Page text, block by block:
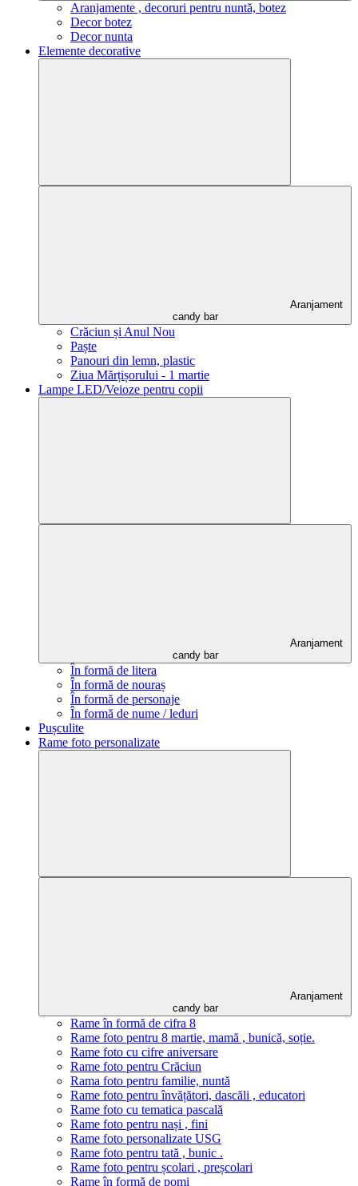
Aranjamente , decoruri pentru nuntă, botez
Decor botez
Decor nunta
Elemente decorative
Aranjament
candy bar
Crăciun și Anul Nou
Paște
Panouri din lemn, plastic
Ziua Mărțișorului - 1 martie
Lampe LED/Veioze pentru copii
Aranjament
candy bar
În formă de litera
În formă de nouraș
În formă de personaje
În formă de nume / leduri
Pușculite
Rame foto personalizate
Aranjament
candy bar
Rame în formă de cifra 8
Rame foto pentru 8 martie, mamă , bunică, soție.
Rame foto cu cifre aniversare
Rame foto pentru Crăciun
Rama foto pentru familie, nuntă
Rame foto pentru învățători, dascăli , educatori
Rame foto cu tematica pascală
Rame foto pentru nași , fini
Rame foto personalizate USG
Rame foto pentru tată , bunic .
Rame foto pentru școlari , preșcolari
Rame în formă de pomi